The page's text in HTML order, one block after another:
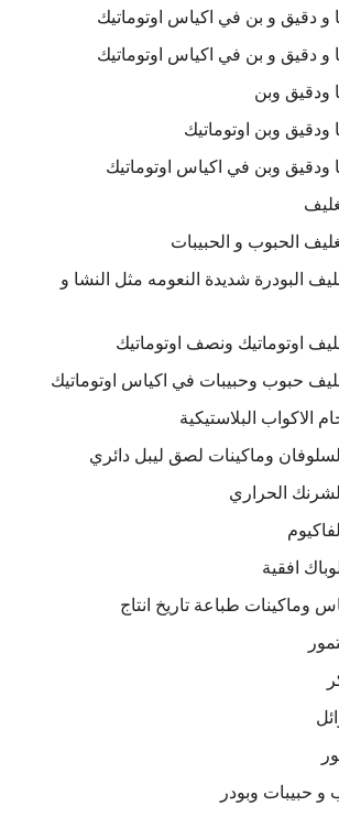
و دقيق و بن في اكياس اوتوماتيك
و دقيق و بن في اكياس اوتوماتيك
ودقيق وبن
ودقيق وبن اوتوماتيك
ودقيق وبن في اكياس اوتوماتيك
الحبوب و الحبيبات
البودرة شديدة النعومه مثل النشا و
اوتوماتيك ونصف اوتوماتيك
حبوب وحبيبات في اكياس اوتوماتيك
الاكواب البلاستيكية
وماكينات لصق ليبل دائري
الحراري
افقية
وماكينات طباعة تاريخ انتاج
و حبيبات وبودر